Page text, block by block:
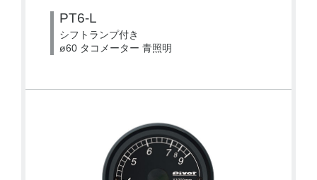
PT6-L
シフトランプ付き
ø60 タコメーター 青照明